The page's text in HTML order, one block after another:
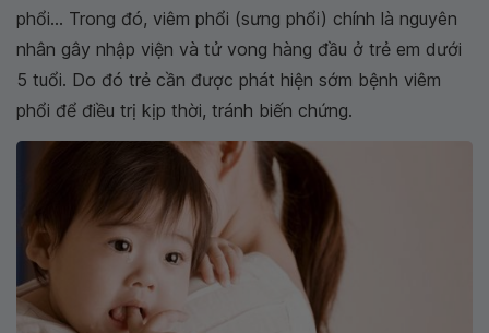
phổi... Trong đó, viêm phổi (sưng phổi) chính là nguyên
nhân gây nhập viện và tử vong hàng đầu ở trẻ em dưới
5 tuổi. Do đó trẻ cần được phát hiện sớm bệnh viêm
phổi để điều trị kịp thời, tránh biến chứng.